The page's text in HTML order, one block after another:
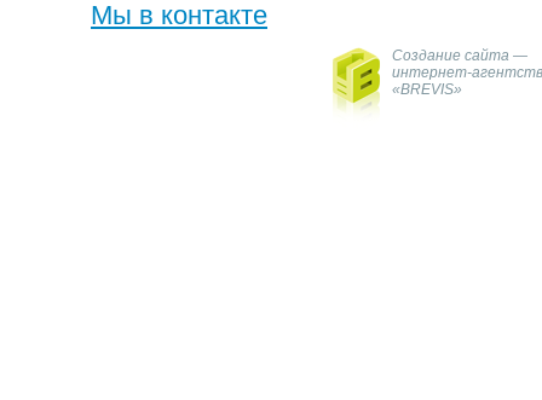
Мы в контакте
Создание сайта —
интернет-
«BREVIS»